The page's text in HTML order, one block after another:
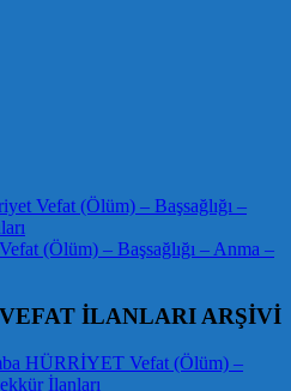
Vefat (Ölüm) – Başsağlığı –
(Ölüm) – Başsağlığı – Anma –
İLANLARI ARŞİVİ
HÜRRİYET Vefat (Ölüm) –
İlanları